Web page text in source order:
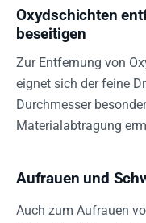
Oxydschichten
beseitigen
Zur Entfernung von
eignet sich der feine
Durchmesser
Materialabtragung
Aufrauen und
Auch zum Aufrauen